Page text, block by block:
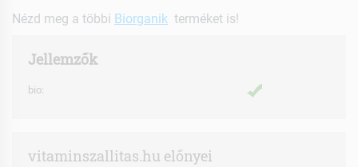
Nézd meg a többi Biorganik terméket is!
Jellemzők
bio:
vitaminszallitas.hu előnyei